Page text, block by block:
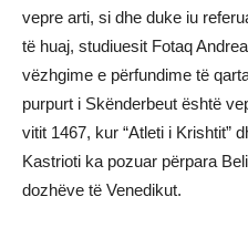
vepre arti, si dhe duke iu
të huaj, studiuesit Fotaq
vëzhgime e përfundime të
purpurt i Skënderbeut është
vitit 1467, kur “Atleti i Krishtit”
Kastrioti ka pozuar përpara
dozhëve të Venedikut.